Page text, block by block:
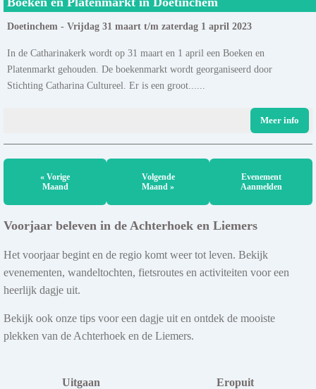
Doetinchem - Vrijdag 31 maart t/m zaterdag 1 april 2023
In de Catharinakerk wordt op 31 maart en 1 april een Boeken en
Platenmarkt gehouden. De boekenmarkt wordt georganiseerd door
Stichting Catharina Cultureel. Er is een groot......
Meer info
« Vorige
Maand
Volgende
Maand »
Evenement
Aanmelden
Voorjaar beleven in de Achterhoek en Liemers
Het voorjaar begint en de regio komt weer tot leven. Bekijk
evenementen, wandeltochten, fietsroutes en activiteiten voor een
heerlijk dagje uit.
Bekijk ook onze tips voor een dagje uit en ontdek de mooiste
plekken van de Achterhoek en de Liemers.
Uitgaan Eropuit